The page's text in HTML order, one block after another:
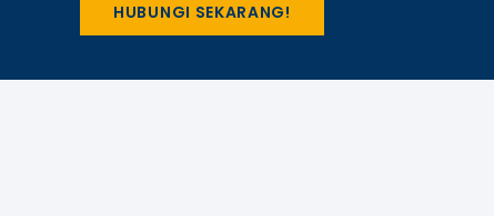
HUBUNGI SEKARANG!